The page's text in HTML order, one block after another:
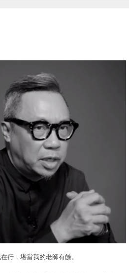
行，堪當我的老師有餘。